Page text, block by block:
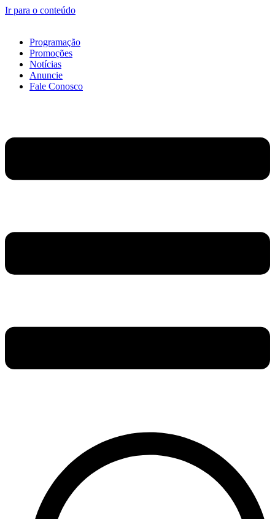
Ir para o conteúdo
Programação
Promoções
Notícias
Anuncie
Fale Conosco